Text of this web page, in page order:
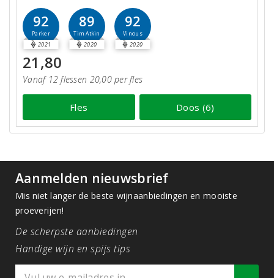
92
Parker
2021
89
Tim Atkin
2020
92
Vinous
2020
21,80
Vanaf 12 flessen 20,00 per fles
Fles Doos (6)
Aanmelden nieuwsbrief
Mis niet langer de beste wijnaanbiedingen en mooiste
proeverijen!
De scherpste aanbiedingen
Handige wijn en spijs tips